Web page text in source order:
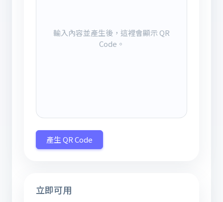
輸入內容並產生後，這裡會顯示 QR
Code。
產生 QR Code
立即可用